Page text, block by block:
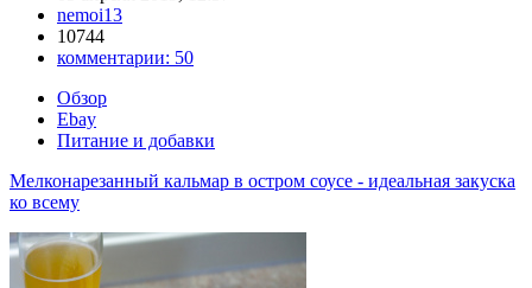
nemoi13
10744
комментарии: 50
Обзор
Ebay
Питание и добавки
Мелконарезанный кальмар в остром соусе - идеальная закуска
ко всему